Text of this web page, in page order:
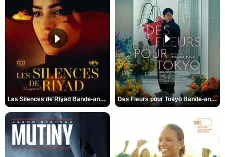
Les Silences de Riyad Bande-annonce VO STFR Des Fleurs pour Tokyo Bande-annonce VO STFR